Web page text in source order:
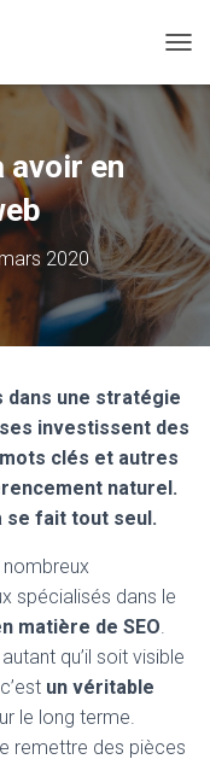
avoir en
2020
dans une stratégie
investissent des
clés et autres
naturel.
se fait tout seul.
spécialisés dans le
matière de SEO.
qu’il soit visible
un véritable
le long terme.
remettre des pièces